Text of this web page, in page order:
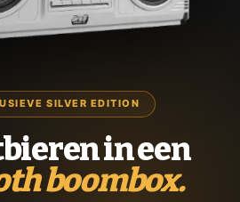
SILVER EDITION
in een
boombox.